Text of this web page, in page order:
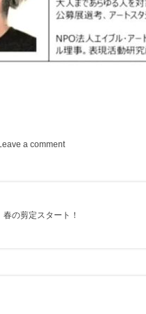
Leave a comment
春の剪定スタート！